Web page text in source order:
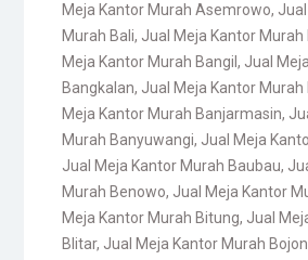
Meja Kantor Murah Asemrowo,
Murah Bali, Jual Meja Kantor Murah
Meja Kantor Murah Bangil , Jual
Bangkalan, Jual Meja Kantor Murah
Meja Kantor Murah Banjarmasin,
Murah Banyuwangi, Jual Meja
Jual Meja Kantor Murah Baubau,
Murah Benowo, Jual Meja Kantor
Meja Kantor Murah Bitung, Jual
Blitar, Jual Meja Kantor Murah